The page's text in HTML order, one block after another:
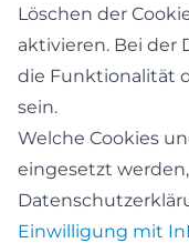
Löschen der
aktivieren. Bei der
die Funktionalität
sein.
Welche Cookies
eingesetzt
Einwilligung mit